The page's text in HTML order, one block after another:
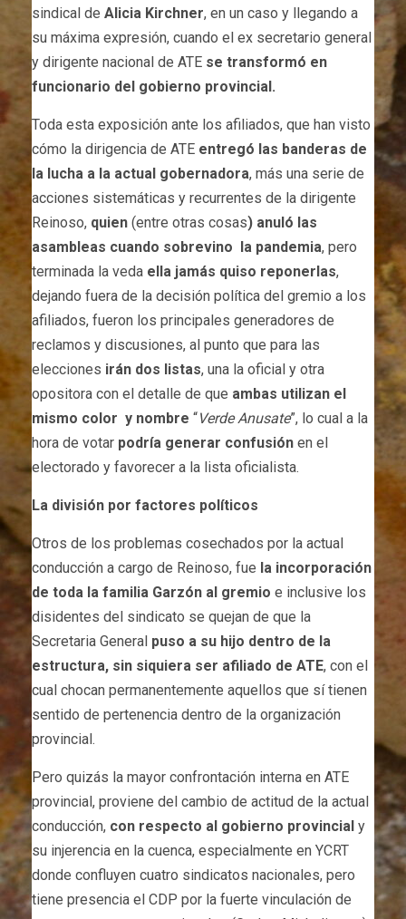
sindical de Alicia Kirchner, en un caso y llegando a
su máxima expresión, cuando el ex secretario general
y dirigente nacional de ATE se transformó en
funcionario del gobierno provincial.
Toda esta exposición ante los afiliados, que han visto
cómo la dirigencia de ATE entregó las banderas de
la lucha a la actual gobernadora, más una serie de
acciones sistemáticas y recurrentes de la dirigente
Reinoso, quien (entre otras cosas) anuló las
asambleas cuando sobrevino la pandemia, pero
terminada la veda ella jamás quiso reponerlas,
dejando fuera de la decisión política del gremio a los
afiliados, fueron los principales generadores de
reclamos y discusiones, al punto que para las
elecciones irán dos listas, una la oficial y otra
opositora con el detalle de que ambas utilizan el
mismo color y nombre “Verde Anusate”, lo cual a la
hora de votar podría generar confusión en el
electorado y favorecer a la lista oficialista.
La división por factores políticos
Otros de los problemas cosechados por la actual
conducción a cargo de Reinoso, fue la incorporación
de toda la familia Garzón al gremio e inclusive los
disidentes del sindicato se quejan de que la
Secretaria General puso a su hijo dentro de la
estructura, sin siquiera ser afiliado de ATE, con el
cual chocan permanentemente aquellos que sí tienen
sentido de pertenencia dentro de la organización
provincial.
Pero quizás la mayor confrontación interna en ATE
provincial, proviene del cambio de actitud de la actual
conducción, con respecto al gobierno provincial y
su injerencia en la cuenca, especialmente en YCRT
donde confluyen cuatro sindicatos nacionales, pero
tiene presencia el CDP por la fuerte vinculación de